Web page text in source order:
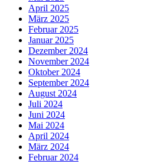
April 2025
März 2025
Februar 2025
Januar 2025
Dezember 2024
November 2024
Oktober 2024
September 2024
August 2024
Juli 2024
Juni 2024
Mai 2024
April 2024
März 2024
Februar 2024